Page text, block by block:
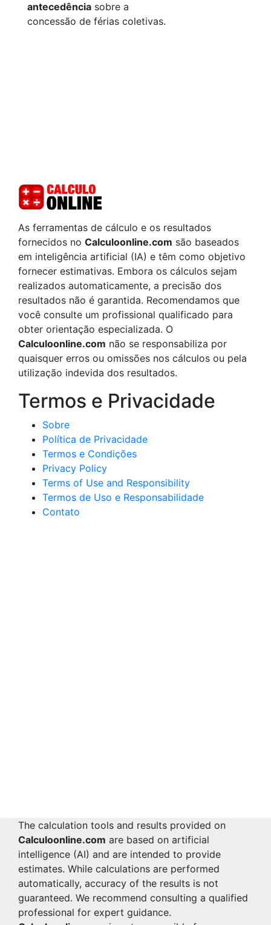
antecedência sobre a
concessão de férias coletivas.
As ferramentas de cálculo e os resultados
fornecidos no Calculoonline.com são baseados
em inteligência artificial (IA) e têm como objetivo
fornecer estimativas. Embora os cálculos sejam
realizados automaticamente, a precisão dos
resultados não é garantida. Recomendamos que
você consulte um profissional qualificado para
obter orientação especializada. O
Calculoonline.com não se responsabiliza por
quaisquer erros ou omissões nos cálculos ou pela
utilização indevida dos resultados.
Termos e Privacidade
Sobre
Política de Privacidade
Termos e Condições
Privacy Policy
Terms of Use and Responsibility
Termos de Uso e Responsabilidade
Contato
The calculation tools and results provided on
Calculoonline.com are based on artificial
intelligence (AI) and are intended to provide
estimates. While calculations are performed
automatically, accuracy of the results is not
guaranteed. We recommend consulting a qualified
professional for expert guidance.